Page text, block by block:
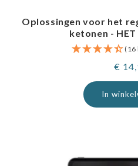
Oplossingen voor het
ketonen - HET
(16
prijs
€
In